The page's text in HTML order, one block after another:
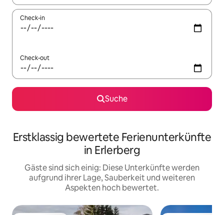
Check-in
Check-out
Suche
Erstklassig bewertete Ferienunterkünfte
in Erlerberg
Gäste sind sich einig: Diese Unterkünfte werden
aufgrund ihrer Lage, Sauberkeit und weiteren
Aspekten hoch bewertet.